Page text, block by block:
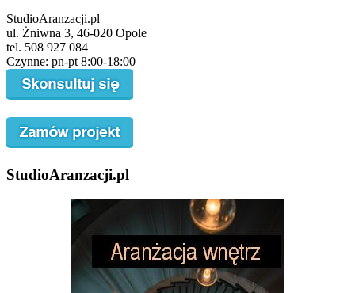
StudioAranzacji.pl
ul. Żniwna 3, 46-020 Opole
tel. 508 927 084
Czynne: pn-pt 8:00-18:00
StudioAranzacji.pl